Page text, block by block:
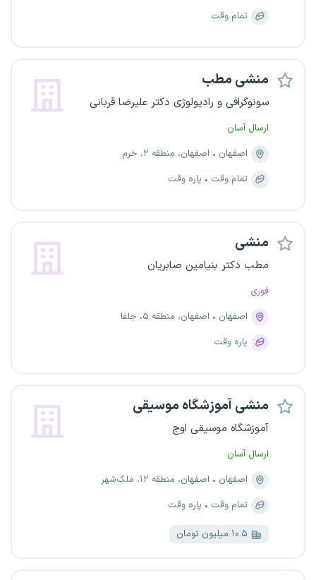
تمام وقت
منشی مطب
سونوگرافی و رادیولوژی دکتر علیرضا قربانی
ارسال آسان
اصفهان
اصفهان، منطقه ۲، خرم
تمام وقت
پاره وقت
منشی
مطب دکتر بنیامین صابریان
فوری
اصفهان
اصفهان، منطقه ۵، جلفا
پاره وقت
منشی آموزشگاه موسیقی
آموزشگاه موسیقی اوج
ارسال آسان
اصفهان
اصفهان، منطقه ۱۲، ملک‌شهر
تمام وقت
پاره وقت
۱۰.۵ میلیون تومان